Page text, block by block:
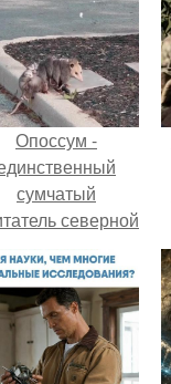
Опоссум -
сумчатый
северной